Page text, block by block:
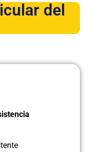
del